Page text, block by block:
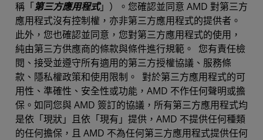
稱「第三方應用程式」）。您確認並同意 AMD 對第三方
應用程式沒有控制權，亦非第三方應用程式的提供者。
此外，您也確認並同意，您對第三方應用程式的使用，
純由第三方供應商的條款與條件進行規範。 您有責任檢
閱、接受並遵守所有適用的第三方授權協議、服務條
款、隱私權政策和使用限制。 對於第三方應用程式的可
用性、準確性、安全性或功能，AMD 不作任何聲明或擔
保。如同您與 AMD 簽訂的協議，所有第三方應用程式均
是依「現狀」且依「現有」提供，AMD 不提供任何種類
的任何擔保，且 AMD 不為任何第三方應用程式提供任何